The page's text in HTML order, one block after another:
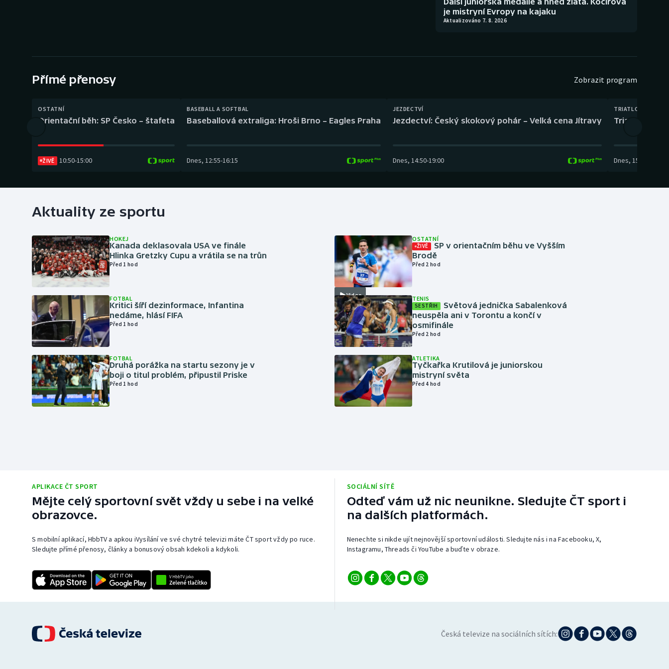
Gymnastika Plážový volejbal
je mistryní Evropy na kajaku
Aktualizováno 7. 8. 2026
Přímé přenosy Zobrazit program
OSTATNÍ
Orientační běh: SP Česko – štafeta
ŽIVĚ 10:50-15:00
BASEBALL A SOFTBAL
Baseballová extraliga: Hroši Brno – Eagles Praha
Dnes, 12:55-16:15
JEZDECTVÍ
Jezdectví: Český skokový pohár – Velká cena Jítravy
Dnes, 14:50-19:00
TRIATLON
Triatlon:
Dnes, 15:00
Aktuality ze sportu
HOKEJ
Kanada deklasovala USA ve finále
Hlinka Gretzky Cupu a vrátila se na trůn
Před 1 hod
FOTBAL
Kritici šíří dezinformace, Infantina
nedáme, hlásí FIFA
Před 1 hod
FOTBAL
Druhá porážka na startu sezony je v
boji o titul problém, připustil Priske
Před 1 hod
Video
OSTATNÍ
ŽIVĚ
SP v orientačním běhu ve Vyšším
Brodě
Před 2 hod
TENIS
SESTŘIH
Světová jednička Sabalenková
neuspěla ani v Torontu a končí v
osmifinále
Před 2 hod
ATLETIKA
Tyčkařka Krutilová je juniorskou
mistryní světa
Před 4 hod
APLIKACE ČT SPORT
Mějte celý sportovní svět vždy u sebe i na velké
obrazovce.
S mobilní aplikací, HbbTV a apkou iVysílání ve své chytré televizi máte ČT sport vždy po ruce.
Sledujte přímé přenosy, články a bonusový obsah kdekoli a kdykoli.
SOCIÁLNÍ SÍTĚ
Odteď vám už nic neunikne. Sledujte ČT sport i
na dalších platformách.
Nenechte si nikde ujít nejnovější sportovní události. Sledujte nás i na Facebooku, X,
Instagramu, Threads či YouTube a buďte v obraze.
Česká televize na sociálních sítích: